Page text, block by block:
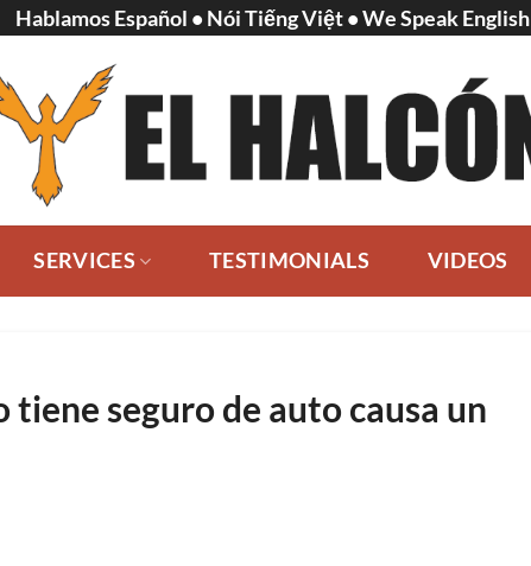
Hablamos Español • Nói Tiếng Việt • We Speak English
SERVICES TESTIMONIALS VIDEOS
tiene seguro de auto causa un